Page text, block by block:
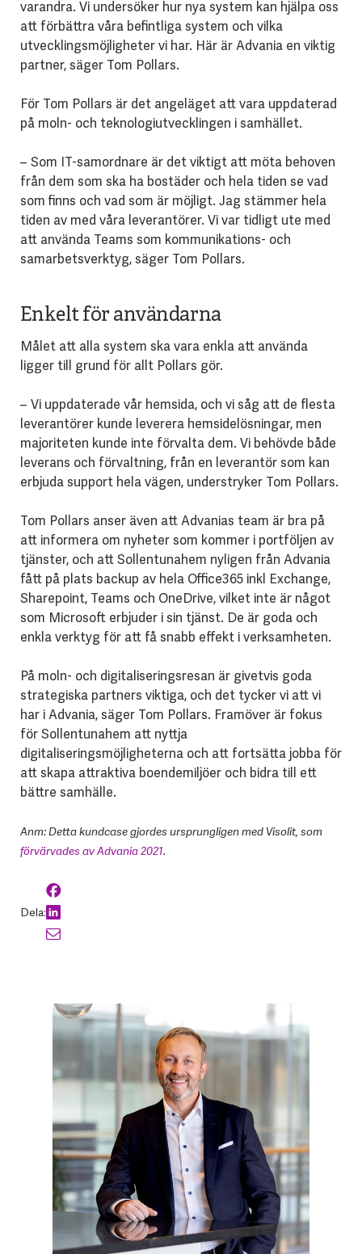
varandra. Vi undersöker hur nya system kan hjälpa oss
att förbättra våra befintliga system och vilka
utvecklingsmöjligheter vi har. Här är Advania en viktig
partner, säger Tom Pollars.
För Tom Pollars är det angeläget att vara uppdaterad
på moln- och teknologiutvecklingen i samhället.
– Som IT-samordnare är det viktigt att möta behoven
från dem som ska ha bostäder och hela tiden se vad
som finns och vad som är möjligt. Jag stämmer hela
tiden av med våra leverantörer. Vi var tidligt ute med
att använda Teams som kommunikations- och
samarbetsverktyg, säger Tom Pollars.
Enkelt för användarna
Målet att alla system ska vara enkla att använda
ligger till grund för allt Pollars gör.
– Vi uppdaterade vår hemsida, och vi såg att de flesta
leverantörer kunde leverera hemsidelösningar, men
majoriteten kunde inte förvalta dem. Vi behövde både
leverans och förvaltning, från en leverantör som kan
erbjuda support hela vägen, understryker Tom Pollars.
Tom Pollars anser även att Advanias team är bra på
att informera om nyheter som kommer i portföljen av
tjänster, och att Sollentunahem nyligen från Advania
fått på plats backup av hela Office365 inkl Exchange,
Sharepoint, Teams och OneDrive, vilket inte är något
som Microsoft erbjuder i sin tjänst. De är goda och
enkla verktyg för att få snabb effekt i verksamheten.
På moln- och digitaliseringsresan är givetvis goda
strategiska partners viktiga, och det tycker vi att vi
har i Advania, säger Tom Pollars. Framöver är fokus
för Sollentunahem att nyttja
digitaliseringsmöjligheterna och att fortsätta jobba för
att skapa attraktiva boendemiljöer och bidra till ett
bättre samhälle.
Anm: Detta kundcase gjordes ursprungligen med Visolit, som
förvärvades av Advania 2021.
Dela: